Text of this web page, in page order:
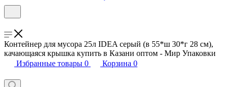
Контейнер для мусора 25л IDEA серый (в 55*ш 30*г 28 см),
качающаяся крышка купить в Казани оптом - Мир Упаковки
Избранные товары 0 Корзина 0